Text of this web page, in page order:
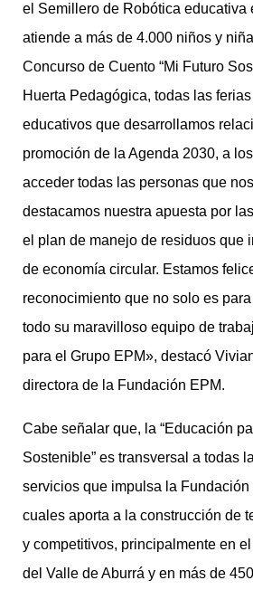
el Semillero de Robótica educativa
atiende a más de 4.000 niños y
Concurso de Cuento “Mi Futuro
Huerta Pedagógica, todas las
educativos que desarrollamos
promoción de la Agenda 2030, a
acceder todas las personas que
destacamos nuestra apuesta por
el plan de manejo de residuos que
de economía circular. Estamos
reconocimiento que no solo es
todo su maravilloso equipo de
para el Grupo EPM», destacó
directora de la Fundación EPM.
Cabe señalar que, la “Educación
Sostenible” es transversal a todas
servicios que impulsa la Fundación
cuales aporta a la construcción de
y competitivos, principalmente en
del Valle de Aburrá y en más de